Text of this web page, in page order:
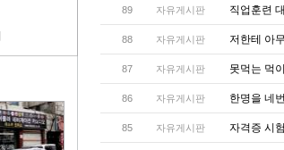
89 자유게시판 직업훈련
88 자유게시판 저한테 아
87 자유게시판 못먹는 먹
86 자유게시판 한명을 네
85 자유게시판 자격증 시